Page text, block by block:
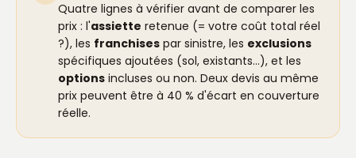
Quatre lignes à vérifier avant de comparer les
prix : l'assiette retenue (= votre coût total réel
?), les franchises par sinistre, les exclusions
spécifiques ajoutées (sol, existants…), et les
options incluses ou non. Deux devis au même
prix peuvent être à 40 % d'écart en couverture
réelle.